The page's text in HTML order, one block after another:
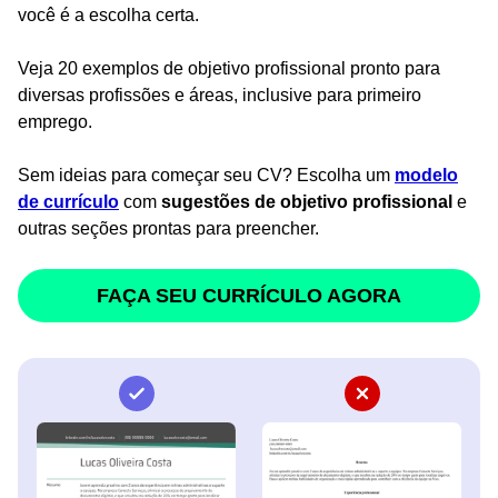
você é a escolha certa.
Veja 20 exemplos de objetivo profissional pronto para
diversas profissões e áreas, inclusive para primeiro
emprego.
Sem ideias para começar seu CV? Escolha um modelo
de currículo com sugestões de objetivo profissional e
outras seções prontas para preencher.
FAÇA SEU CURRÍCULO AGORA